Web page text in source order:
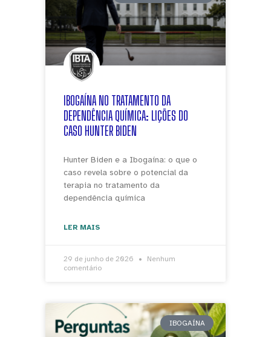
IBOGAÍNA NO TRATAMENTO DA
DEPENDÊNCIA QUÍMICA: LIÇÕES DO
CASO HUNTER BIDEN
Hunter Biden e a Ibogaína: o que o
caso revela sobre o potencial da
terapia no tratamento da
dependência química
LER MAIS
29 de junho de 2026
Nenhum
comentário
IBOGAÍNA